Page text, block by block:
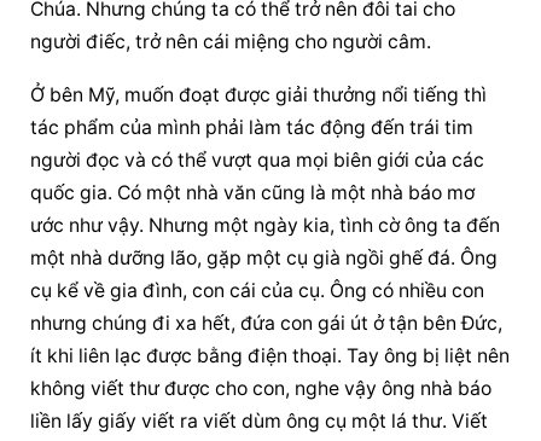
Chúa. Nhưng chúng ta có thể trở nên đôi tai cho
người điếc, trở nên cái miệng cho người câm.
Ở bên Mỹ, muốn đoạt được giải thưởng nổi tiếng thì
tác phẩm của mình phải làm tác động đến trái tim
người đọc và có thể vượt qua mọi biên giới của các
quốc gia. Có một nhà văn cũng là một nhà báo mơ
ước như vậy. Nhưng một ngày kia, tình cờ ông ta đến
một nhà dưỡng lão, gặp một cụ già ngồi ghế đá. Ông
cụ kể về gia đình, con cái của cụ. Ông có nhiều con
nhưng chúng đi xa hết, đứa con gái út ở tận bên Đức,
ít khi liên lạc được bằng điện thoại. Tay ông bị liệt nên
không viết thư được cho con, nghe vậy ông nhà báo
liền lấy giấy viết ra viết dùm ông cụ một lá thư. Viết